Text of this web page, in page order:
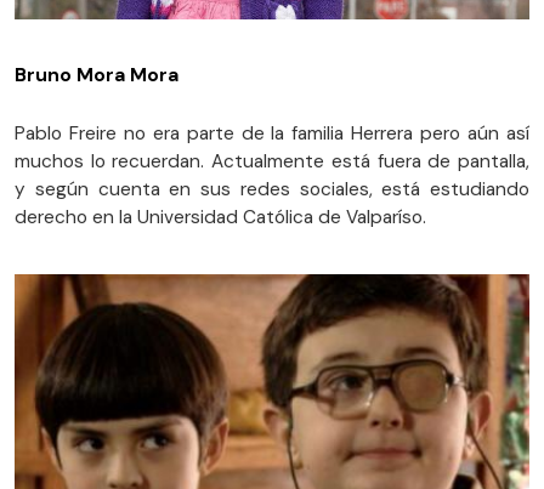
Bruno Mora Mora
Pablo Freire no era parte de la familia Herrera pero aún así
muchos lo recuerdan. Actualmente está fuera de pantalla,
y según cuenta en sus redes sociales, está estudiando
derecho en la Universidad Católica de Valparíso.